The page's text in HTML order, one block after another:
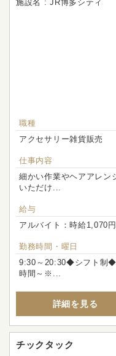
施設名 : JR博多シティ
職種
アクセサリー雑貨販売
仕事内容
細かい作業やヘアアレン
いただけ...
給与
アルバイト：時給1,070
勤務時間・曜日
9:30～20:30◆シフト制
時間～※...
詳細を見る
チックタック